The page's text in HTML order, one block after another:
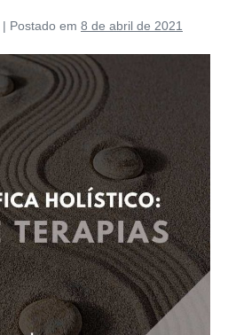
| Postado em 8 de abril de 2021